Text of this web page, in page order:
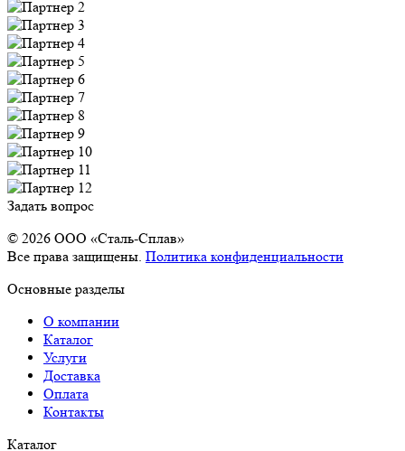
Задать вопрос
© 2026 OOO «Сталь-Сплав»
Все права защищены. Политика конфиденциальности
Основные разделы
О компании
Каталог
Услуги
Доставка
Оплата
Контакты
Каталог